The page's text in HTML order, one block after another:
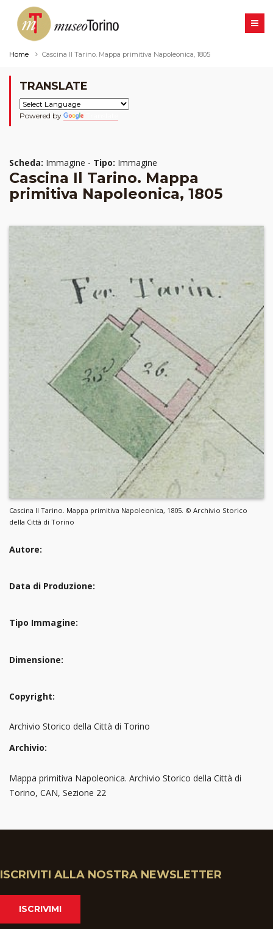
Home Cascina Il Tarino. Mappa primitiva Napoleonica, 1805
TRANSLATE
Powered by
Scheda: Immagine - Tipo: Immagine
Cascina Il Tarino. Mappa
primitiva Napoleonica, 1805
Cascina Il Tarino. Mappa primitiva Napoleonica, 1805. © Archivio Storico
della Città di Torino
Autore:
Data di Produzione:
Tipo Immagine:
Dimensione:
Copyright:
Archivio Storico della Città di Torino
Archivio:
Mappa primitiva Napoleonica. Archivio Storico della Città di
Torino, CAN, Sezione 22
ISCRIVITI ALLA NOSTRA NEWSLETTER
ISCRIVIMI